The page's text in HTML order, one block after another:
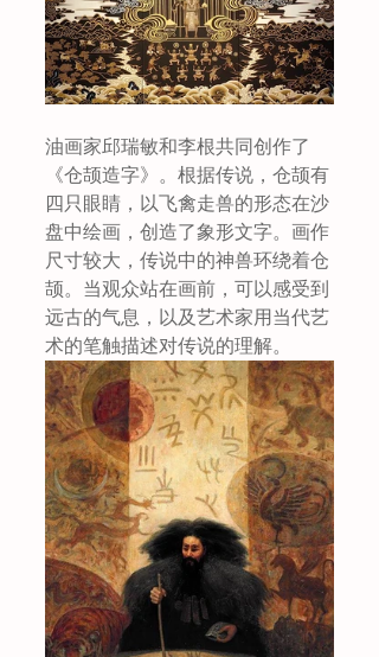
油画家邱瑞敏和李根共同创作了
《仓颉造字》。根据传说，仓颉有
四只眼睛，以飞禽走兽的形态在沙
盘中绘画，创造了象形文字。画作
尺寸较大，传说中的神兽环绕着仓
颉。当观众站在画前，可以感受到
远古的气息，以及艺术家用当代艺
术的笔触描述对传说的理解。